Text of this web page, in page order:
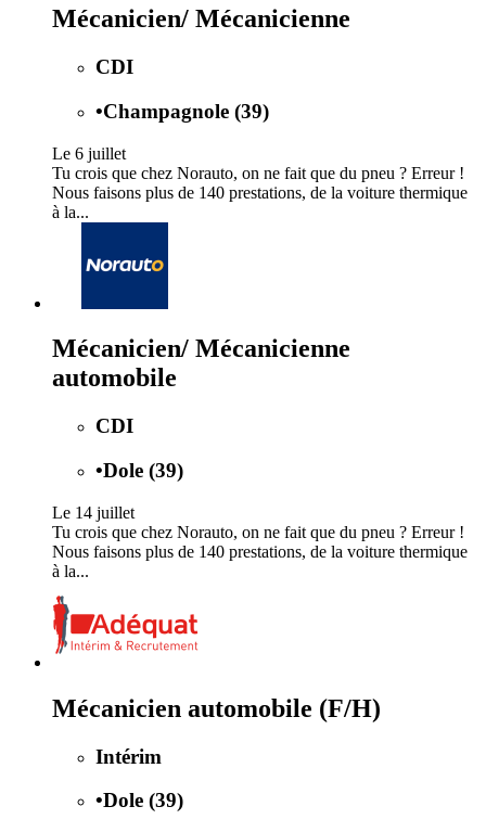
Mécanicien/ Mécanicienne
CDI
•Champagnole (39)
Le 6 juillet
Tu crois que chez Norauto, on ne fait que du pneu ? Erreur !
Nous faisons plus de 140 prestations, de la voiture thermique
à la...
Mécanicien/ Mécanicienne
automobile
CDI
•Dole (39)
Le 14 juillet
Tu crois que chez Norauto, on ne fait que du pneu ? Erreur !
Nous faisons plus de 140 prestations, de la voiture thermique
à la...
Mécanicien automobile (F/H)
Intérim
•Dole (39)